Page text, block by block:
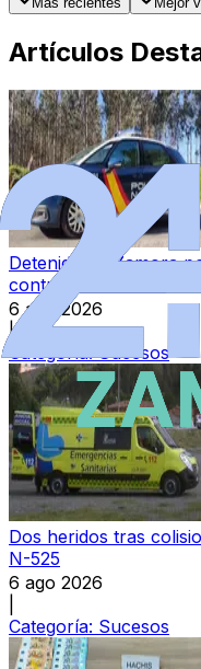
Artículos
Detenido en Zamora
contra su voluntad
6 ago 2026
|
Categoría:Sucesos
Dos heridos tras
N-525
6 ago 2026
Categoría: Sucesos